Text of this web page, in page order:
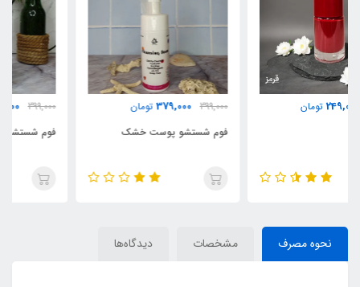
399,000
فوم شستشو پوست خشک
399,000
فوم شستشو پوست چرب
نحوه مصرف مشخصات دیدگاه‌ها